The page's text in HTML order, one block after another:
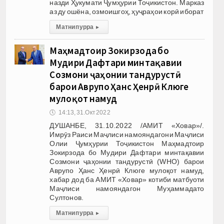
назди Ҳукумати Ҷумҳурии Тоҷикистон. Марказ
аз ду ошёна, озмоишгоҳ, ҳуҷраҳои корӣ иборат
Матни пурра ▸
Маҳмадтоир Зокирзода бо
Мудири Дафтари минтақавии
Созмони ҷаҳонии тандурустӣ
барои Аврупо Ҳанс Ҳенрӣ Клюге
мулоқот намуд
🕔 14:13, 31.Окт 2022
ДУШАНБЕ, 31.10.2022 /АМИТ «Ховар»/.
Имрӯз Раиси Маҷлиси намояндагони Маҷлиси
Олии Ҷумҳурии Тоҷикистон Маҳмадтоир
Зокирзода бо Мудири Дафтари минтақавии
Созмони ҷаҳонии тандурустӣ (WHO) барои
Аврупо Ҳанс Ҳенрӣ Клюге мулоқот намуд,
хабар дод ба АМИТ «Ховар» котиби матбуоти
Маҷлиси намояндагон Муҳаммадато
Султонов.
Матни пурра ▸